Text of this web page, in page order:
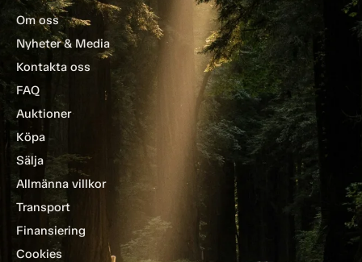
Om oss
Nyheter & Media
Kontakta oss
FAQ
Auktioner
Köpa
Sälja
Allmänna villkor
Transport
Finansiering
Cookies